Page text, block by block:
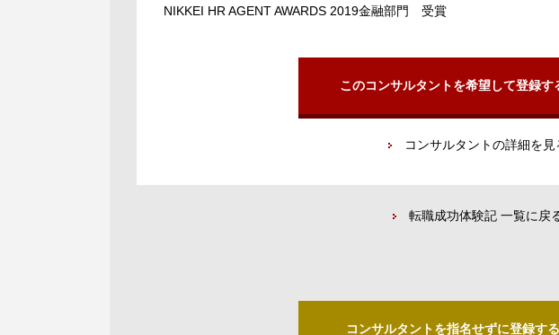
NIKKEI HR AGENT AWARDS 2019金融部門 受賞
このコンサルタントを希望して登録す
コンサルタントの詳細を見
転職成功体験記 一覧に戻
コンサルタントを指名せずに登録する